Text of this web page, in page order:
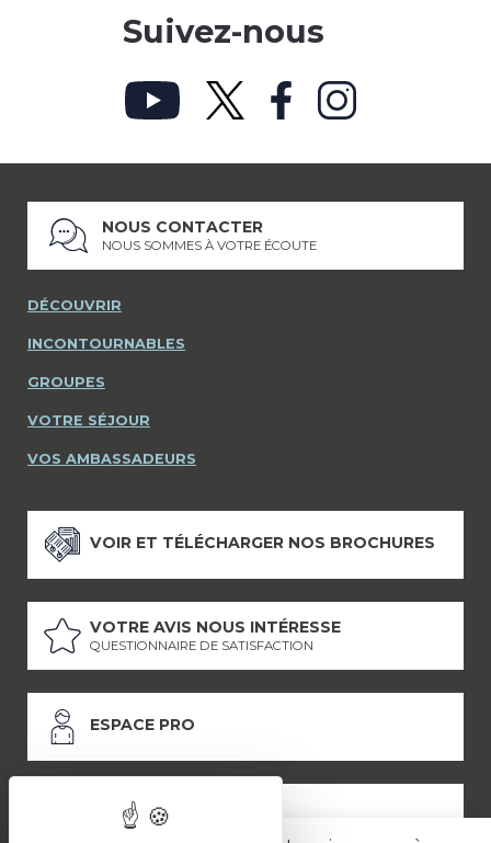
Suivez-nous
NOUS CONTACTER
NOUS SOMMES À VOTRE ÉCOUTE
DÉCOUVRIR
INCONTOURNABLES
GROUPES
VOTRE SÉJOUR
VOS AMBASSADEURS
VOIR ET TÉLÉCHARGER NOS BROCHURES
VOTRE AVIS NOUS INTÉRESSE
QUESTIONNAIRE DE SATISFACTION
ESPACE PRO
ESPACE PRESSE